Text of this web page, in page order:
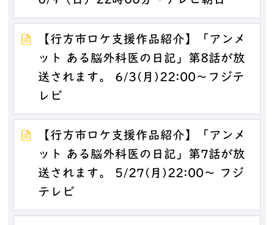
【行方市ロケ支援作品紹介】「アンメ
ット ある脳外科医の日記」第8話が放
送されます。 6/3(月)22:00～フジテ
レビ
【行方市ロケ支援作品紹介】「アンメ
ット ある脳外科医の日記」第7話が放
送されます。 5/27(月)22:00～ フジ
テレビ